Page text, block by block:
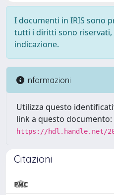
I documenti in IRIS sono
tutti i diritti sono riservati,
indicazione.
Informazioni
Utilizza questo
link a questo documento:
https://hdl.handle.net/
Citazioni